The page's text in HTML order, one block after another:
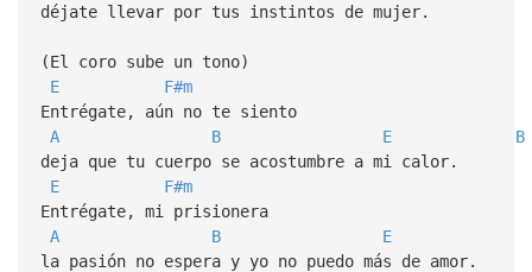
déjate llevar por tus instintos de mujer.
(El coro sube un tono)
E
F#m
Entrégate, aún no te siento
A
B E
B
deja que tu cuerpo se acostumbre a mi calor.
E
F#m
Entrégate, mi prisionera
A
B
E
la pasión no espera y yo no puedo más de amor.